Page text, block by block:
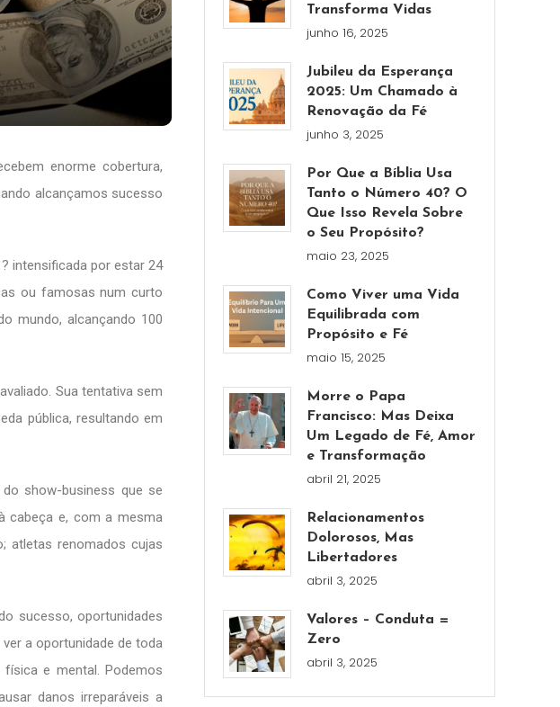
enorme cobertura,
alcançamos sucesso
intensificada por estar 24
ou famosas num curto
mundo, alcançando 100
Sua tentativa sem
pública, resultando em
show-business que se
cabeça e, com a mesma
atletas renomados cujas
sucesso, oportunidades
a oportunidade de toda
e mental. Podemos
danos irreparáveis a
Transforma Vidas
junho 16, 2025
Jubileu da Esperança
2025: Um Chamado à
Renovação da Fé
junho 3, 2025
Por Que a Bíblia Usa
Tanto o Número 40? O
Que Isso Revela Sobre
o Seu Propósito?
maio 23, 2025
Como Viver uma Vida
Equilibrada com
Propósito e Fé
maio 15, 2025
Morre o Papa
Francisco: Mas Deixa
Um Legado de Fé, Amor
e Transformação
abril 21, 2025
Relacionamentos
Dolorosos, Mas
Libertadores
abril 3, 2025
Valores – Conduta =
Zero
abril 3, 2025